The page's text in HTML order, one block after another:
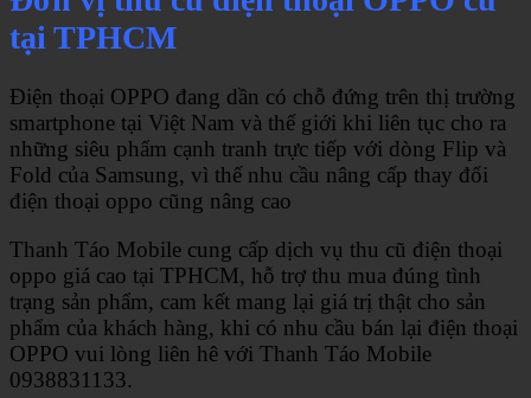
tại TPHCM
Điện thoại OPPO đang dần có chỗ đứng trên thị trường
smartphone tại Việt Nam và thế giới khi liên tục cho ra
những siêu phẩm cạnh tranh trực tiếp với dòng Flip và
Fold của Samsung, vì thế nhu cầu nâng cấp thay đổi
điện thoại oppo cũng nâng cao
Thanh Táo Mobile cung cấp dịch vụ thu cũ điện thoại
oppo giá cao tại TPHCM, hỗ trợ thu mua đúng tình
trạng sản phẩm, cam kết mang lại giá trị thật cho sản
phẩm của khách hàng, khi có nhu cầu bán lại điện thoại
OPPO vui lòng liên hê với Thanh Táo Mobile
0938831133.